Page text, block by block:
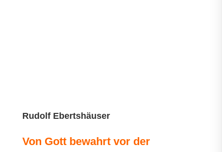
Rudolf Ebertshäuser
Von Gott bewahrt vor der